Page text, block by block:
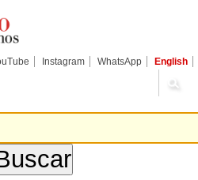
Instagram WhatsApp English